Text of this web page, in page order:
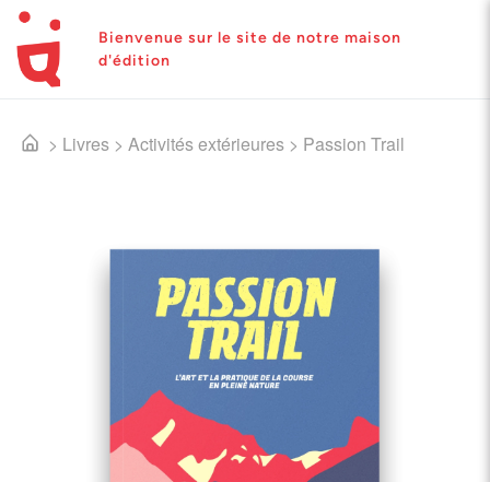
Bienvenue sur le site de notre maison
d'édition
> Livres > Activités extérieures > Passion Trail